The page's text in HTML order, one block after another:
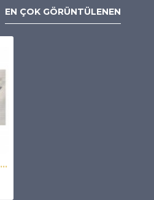
EN ÇOK GÖRÜNTÜLENEN
Çmk Hyundai Elantra 2016-2019 Iç Kapı Kolu Kaplama Silver Abs